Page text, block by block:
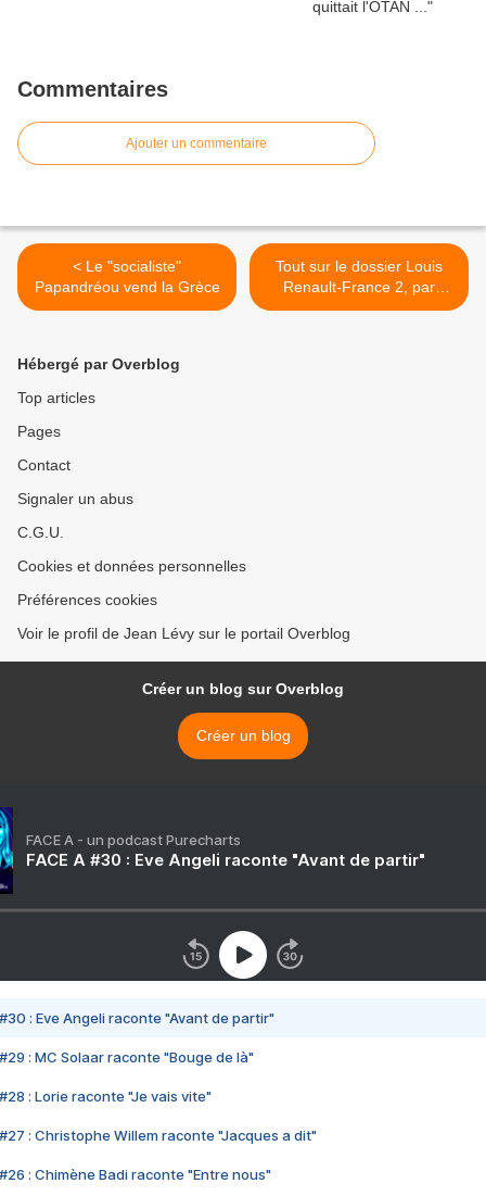
Commentaires
Ajouter un commentaire
< Le "socialiste"
Papandréou vend la Grèce
Tout sur le dossier Louis
Renault-France 2, par
Annie Lacroix-Riz >
Hébergé par Overblog
Top articles
Pages
Contact
Signaler un abus
C.G.U.
Cookies et données personnelles
Préférences cookies
Voir le profil de Jean Lévy sur le portail Overblog
Créer un blog sur Overblog
Créer un blog
FACE A - un podcast Purecharts
FACE A #30 : Eve Angeli raconte "Avant de partir"
#30 : Eve Angeli raconte "Avant de partir"
#29 : MC Solaar raconte "Bouge de là"
#28 : Lorie raconte "Je vais vite"
#27 : Christophe Willem raconte "Jacques a dit"
#26 : Chimène Badi raconte "Entre nous"